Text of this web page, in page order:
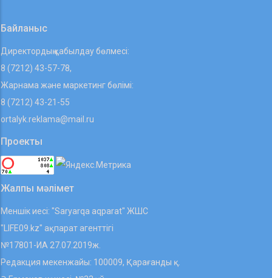
Байланыс
Директордың қабылдау бөлмесі:
8 (7212) 43-57-78,
Жарнама және маркетинг бөлімі:
8 (7212) 43-21-55
ortalyk.reklama@mail.ru
Проекты
Жалпы мәлімет
Меншік иесі: "Saryarqa aqparat" ЖШС
"LIFE09.kz" ақпарат агенттігі
№17801-ИА 27.07.2019ж.
Редакция мекенжайы: 100009, Қарағанды қ.